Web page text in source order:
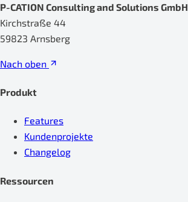
P-CATION Consulting and Solutions GmbH
Kirchstraße 44
59823 Arnsberg
Nach oben
Produkt
Features
Kundenprojekte
Changelog
Ressourcen